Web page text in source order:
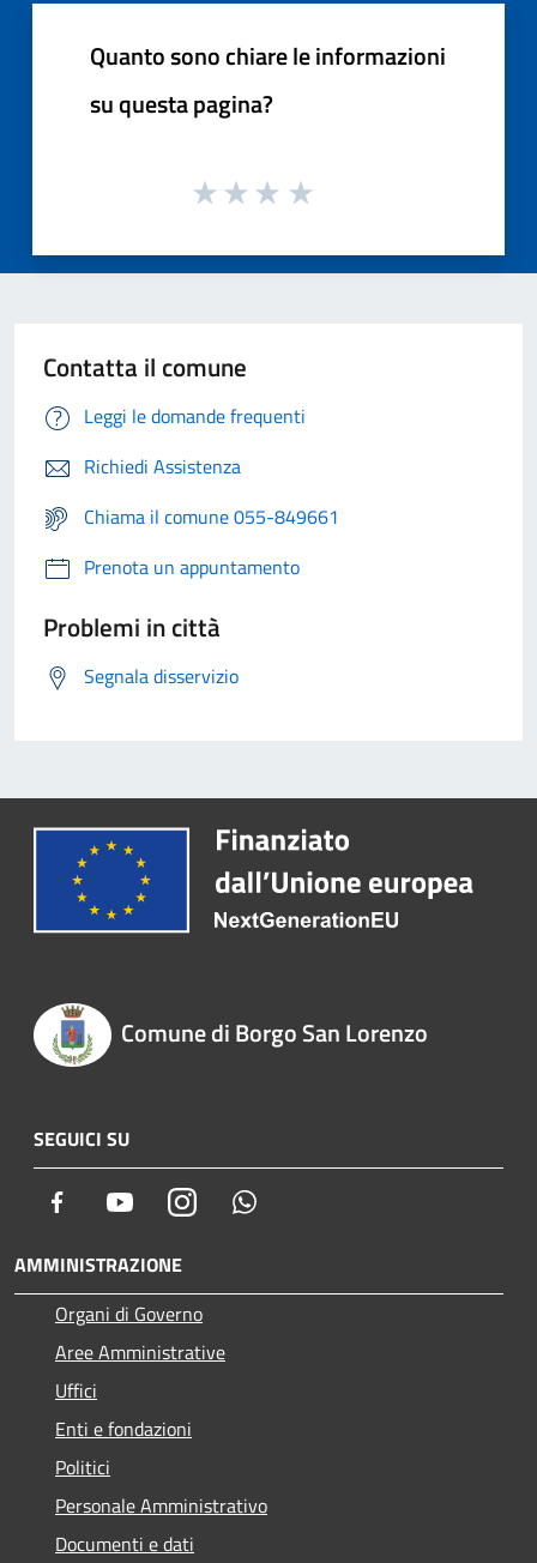
Quanto sono chiare le informazioni
su questa pagina?
Contatta il comune
Leggi le domande frequenti
Richiedi Assistenza
Chiama il comune 055-849661
Prenota un appuntamento
Problemi in città
Segnala disservizio
Comune di Borgo San Lorenzo
SEGUICI SU
Facebook YoutubeInstagram
AMMINISTRAZIONE
Organi di Governo
Aree Amministrative
Uffici
Enti e fondazioni
Politici
Personale Amministrativo
Documenti e dati